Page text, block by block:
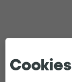
Cookies